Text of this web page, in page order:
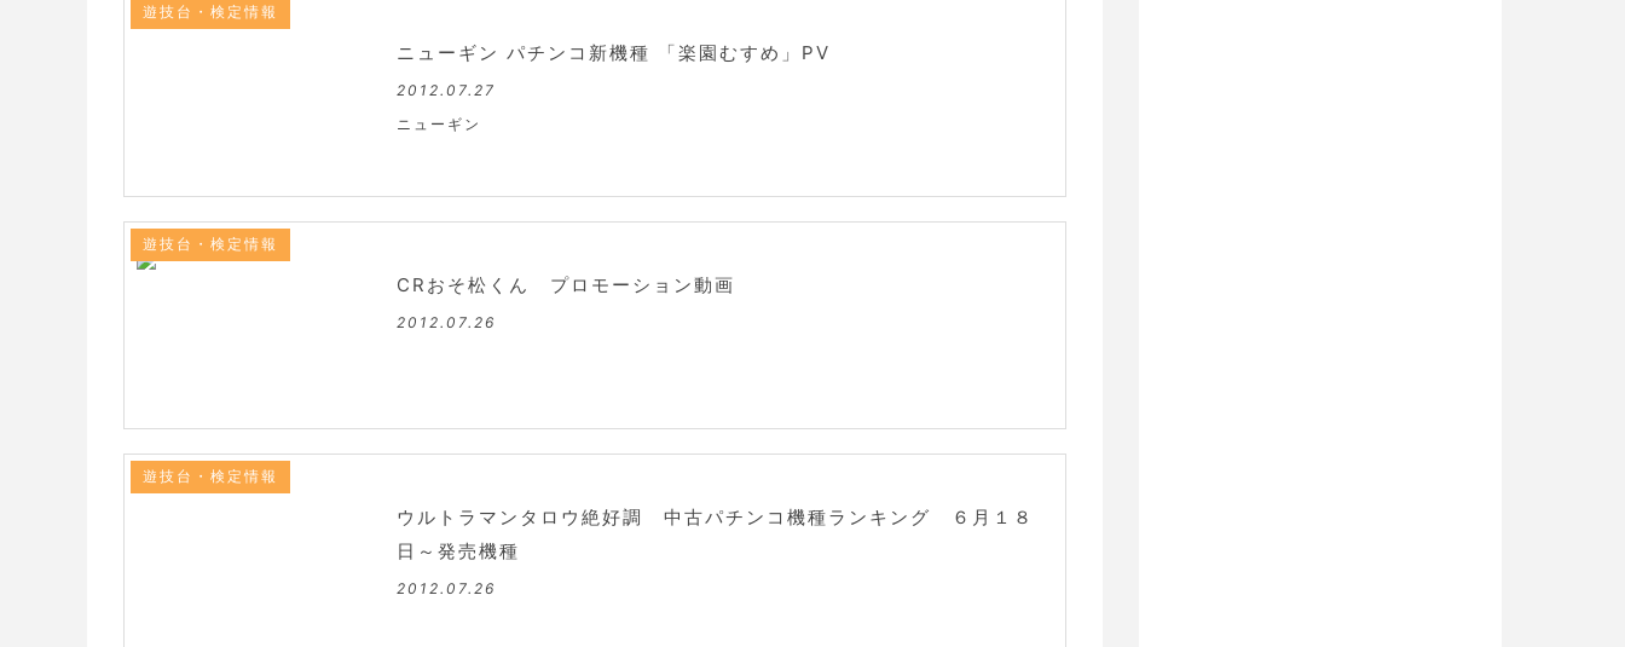
遊技台・検定情報
ニューギン パチンコ新機種 「楽園むすめ」PV
2012.07.27
ニューギン
遊技台・検定情報
CRおそ松くん プロモーション動画
2012.07.26
遊技台・検定情報
ウルトラマンタロウ絶好調 中古パチンコ機種ランキング ６月１８
日～発売機種
2012.07.26